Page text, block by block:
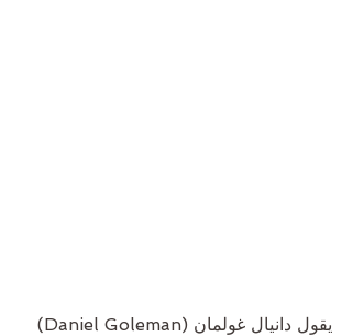
يقول دانيال غولمان (Daniel Goleman)